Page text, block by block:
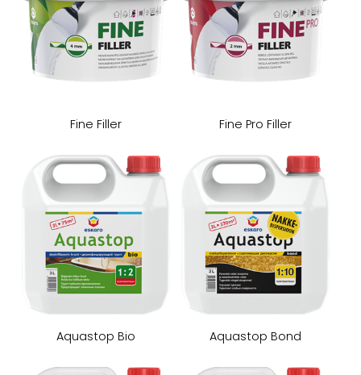
Fine Filler Fine Pro Filler
Aquastop Bio ​Aquastop Bond